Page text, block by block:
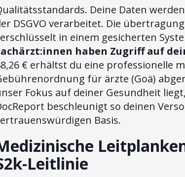
Deine Daten
DSGVO verarbeitet. Die
in einem gesicherten
haben Zugriff auf
€ erhältst du eine professionelle
für ärzte (Goä)
Fokus auf deiner Gesundheit
beschleunigt so deinen
Basis.
Leitlinie